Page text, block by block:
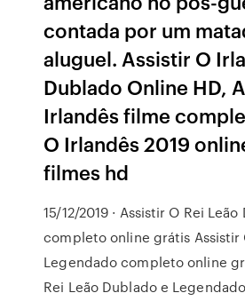
contada por um
aluguel. Assistir O
Dublado Online HD,
Irlandês filme
O Irlandês 2019
filmes hd
15/12/2019 · Assistir O Rei
completo online grátis Assistir
Legendado completo online
Rei Leão Dublado e